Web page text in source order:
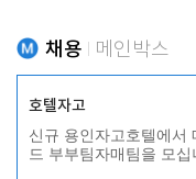
채용 메인박스
호텔자고
신규 용인자고호텔에서
드 부부팀자매팀을 모십